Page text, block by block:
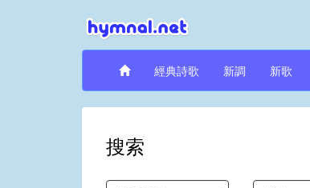
經典詩歌 新調 新歌
搜索